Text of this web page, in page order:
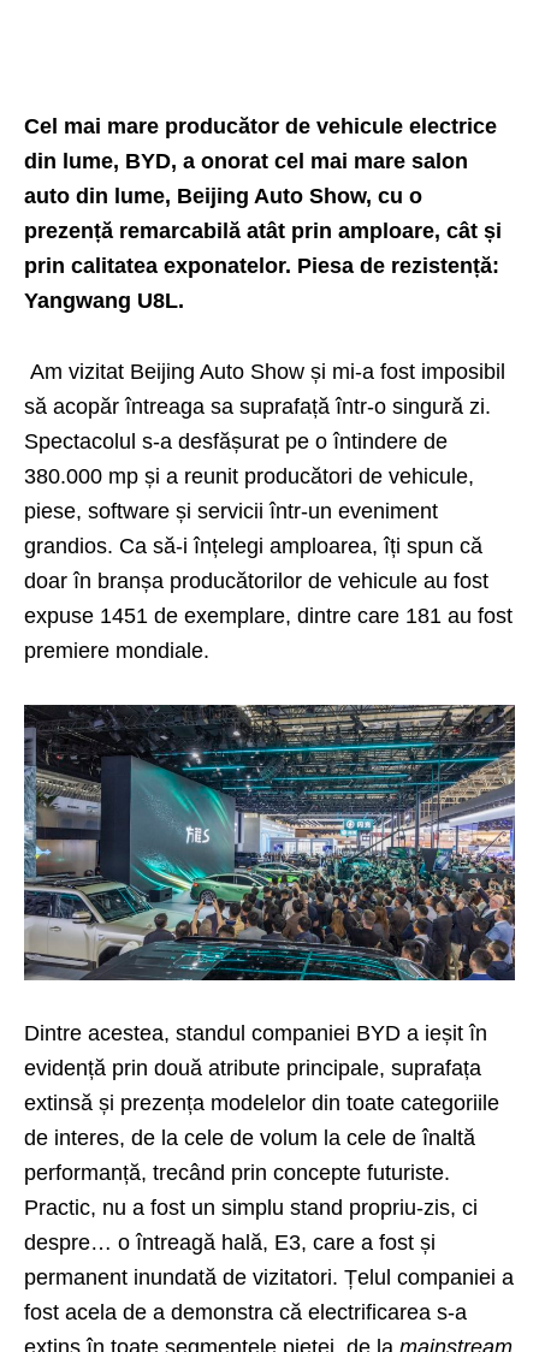
Cel mai mare producător de vehicule electrice
din lume, BYD, a onorat cel mai mare salon
auto din lume, Beijing Auto Show, cu o
prezență remarcabilă atât prin amploare, cât și
prin calitatea exponatelor. Piesa de rezistență:
Yangwang U8L.
Am vizitat Beijing Auto Show și mi-a fost imposibil
să acopăr întreaga sa suprafață într-o singură zi.
Spectacolul s-a desfășurat pe o întindere de
380.000 mp și a reunit producători de vehicule,
piese, software și servicii într-un eveniment
grandios. Ca să-i înțelegi amploarea, îți spun că
doar în branșa producătorilor de vehicule au fost
expuse 1451 de exemplare, dintre care 181 au fost
premiere mondiale.
Dintre acestea, standul companiei BYD a ieșit în
evidență prin două atribute principale, suprafața
extinsă și prezența modelelor din toate categoriile
de interes, de la cele de volum la cele de înaltă
performanță, trecând prin concepte futuriste.
Practic, nu a fost un simplu stand propriu-zis, ci
despre… o întreagă hală, E3, care a fost și
permanent inundată de vizitatori. Țelul companiei a
fost acela de a demonstra că electrificarea s-a
extins în toate segmentele pieței, de la mainstream